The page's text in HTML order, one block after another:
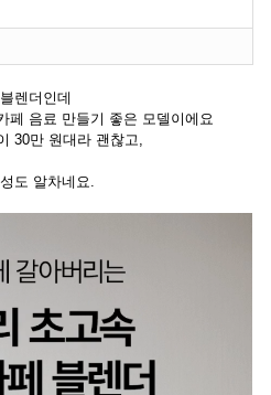
렌더인데
페 음료 만들기 좋은 모델이에요
30만 원대라 괜찮고,
도 알차네요.